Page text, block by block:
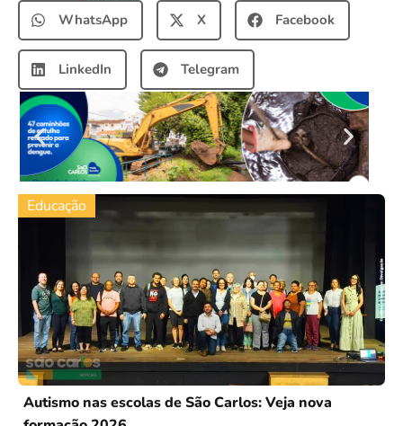
WhatsApp
X Facebook
LinkedIn Telegram
Educação
Autismo nas escolas de São Carlos: Veja nova